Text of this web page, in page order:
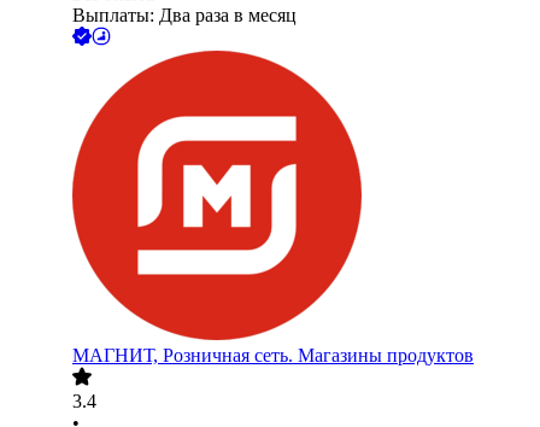
Выплаты: Два раза в месяц
МАГНИТ, Розничная сеть. Магазины продуктов
3.4